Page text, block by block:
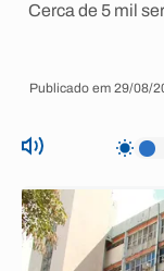
Cerca de 5 mil
Publicado em 29/08/